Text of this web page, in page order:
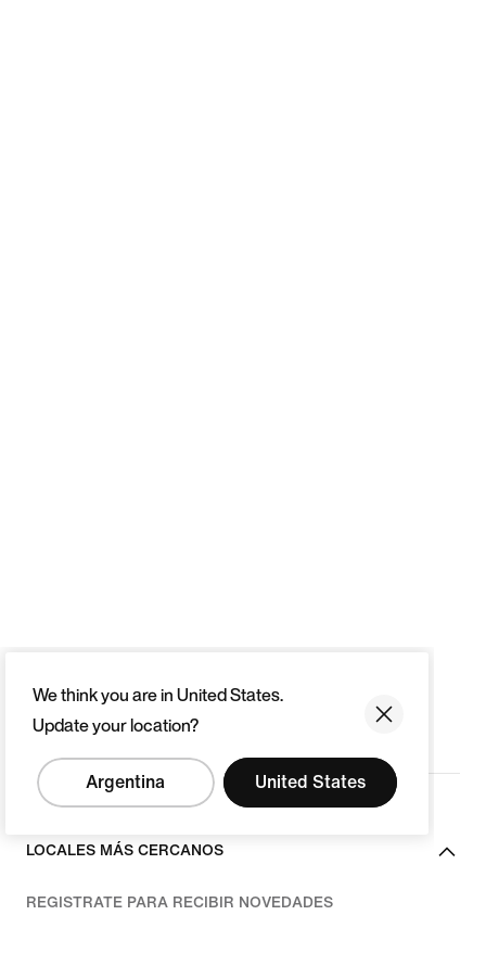
We think you are in United States.
Update your location?
Argentina United States
LOCALES MÁS CERCANOS
REGISTRATE PARA RECIBIR NOVEDADES